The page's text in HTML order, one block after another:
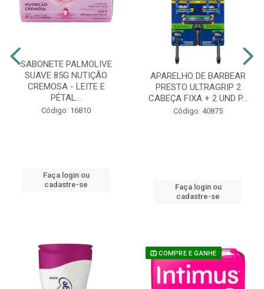
SABONETE PALMOLIVE
SUAVE 85G NUTIÇÃO
CREMOSA - LEITE E
PÉTAL...
Código: 16810
Faça login ou
cadastre-se
APARELHO DE BARBEAR
PRESTO ULTRAGRIP 2
CABEÇA FIXA + 2 UND P...
Código: 40875
Faça login ou
cadastre-se
COMPRE E GANHE